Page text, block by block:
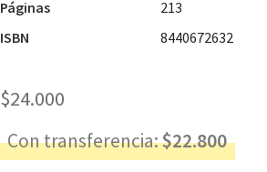
Páginas
213
ISBN
8440672632
$24.000
Con transferencia:$22.800